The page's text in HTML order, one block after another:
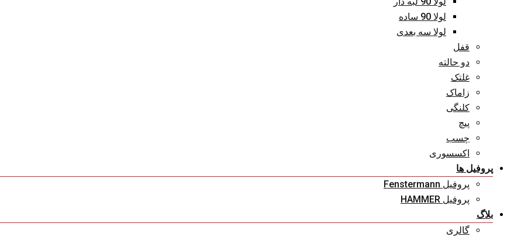
لولا 90 ساده
لولا سه بعدی
قفل
دو حالته
غلتک
زاماک
کلنگی
پیچ
چسب
اکسسوری
پروفیل ها
پروفیل Fenstermann
پروفیل HAMMER
بلاگ
گالری